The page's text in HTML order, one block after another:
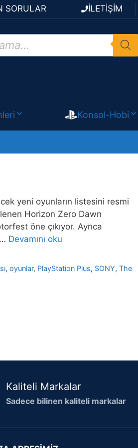
SORULAR İLETİŞİM
Konsol-Hobi
yeni oyunların listesini resmi
Horizon Zero Dawn
öne çıkıyor. Ayrıca
Devamını oku
,oyunlar, PlayStation Plus, SONY,The
Kaliteli Markalar
Sadece bilinen kaliteli markalar